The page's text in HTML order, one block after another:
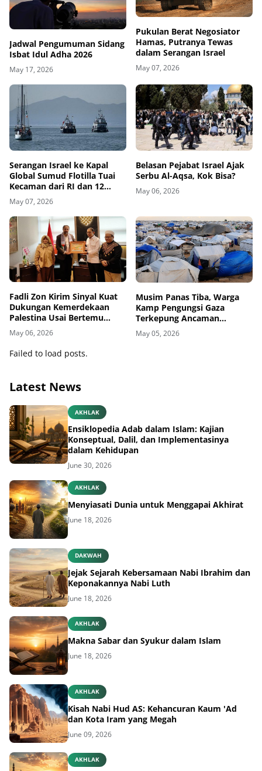
Jadwal Pengumuman Sidang
Isbat Idul Adha 2026
May 17, 2026
Pukulan Berat Negosiator
Hamas, Putranya Tewas
dalam Serangan Israel
May 07, 2026
Serangan Israel ke Kapal
Global Sumud Flotilla Tuai
Kecaman dari RI dan 12
Negara
May 07, 2026
Belasan Pejabat Israel Ajak
Serbu Al-Aqsa, Kok Bisa?
May 06, 2026
Fadli Zon Kirim Sinyal Kuat
Dukungan Kemerdekaan
Palestina Usai Bertemu
Delegasi di Kemenbud
May 06, 2026
Musim Panas Tiba, Warga
Kamp Pengungsi Gaza
Terkepung Ancaman
Penyakit Kulit
May 05, 2026
Failed to load posts.
Latest News
AKHLAK
Ensiklopedia Adab dalam Islam: Kajian
Konseptual, Dalil, dan Implementasinya
dalam Kehidupan
June 30, 2026
AKHLAK
Menyiasati Dunia untuk Menggapai Akhirat
June 18, 2026
DAKWAH
Jejak Sejarah Kebersamaan Nabi Ibrahim dan
Keponakannya Nabi Luth
June 18, 2026
AKHLAK
Makna Sabar dan Syukur dalam Islam
June 18, 2026
AKHLAK
Kisah Nabi Hud AS: Kehancuran Kaum 'Ad
dan Kota Iram yang Megah
June 09, 2026
AKHLAK